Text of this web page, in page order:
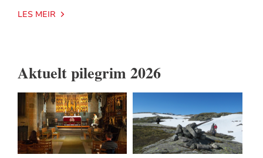
LES MEIR
Aktuelt pilegrim 2026